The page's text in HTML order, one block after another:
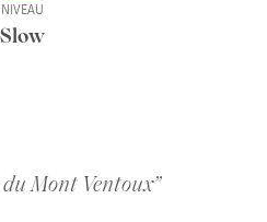
NIVEAU
Slow
Mont Ventoux”